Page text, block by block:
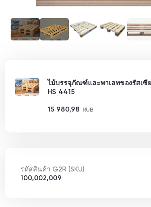
ไม้บรรจุภัณฑ์และพาเลทของรัสเซีย
HS 4415
15 980,98 RUB
รหัสสินค้า G2R (SKU)
100,002,009